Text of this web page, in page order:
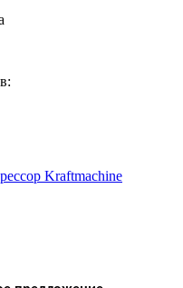
Kraftmaсhine